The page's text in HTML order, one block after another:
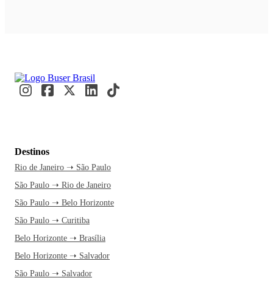
Destinos
Rio de Janeiro ➝ São Paulo
São Paulo ➝ Rio de Janeiro
São Paulo ➝ Belo Horizonte
São Paulo ➝ Curitiba
Belo Horizonte ➝ Brasília
Belo Horizonte ➝ Salvador
São Paulo ➝ Salvador